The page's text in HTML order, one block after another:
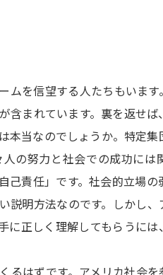
テ
大
学
ムを信望する人たちもいます
含まれています。裏を返せば
本当なのでしょうか。特定集
の努力と社会での成功には
己責任」です。社会的立場の
説明方法なのです。しかし、
に正しく理解してもらうに
るはずです。アメリカ社会を